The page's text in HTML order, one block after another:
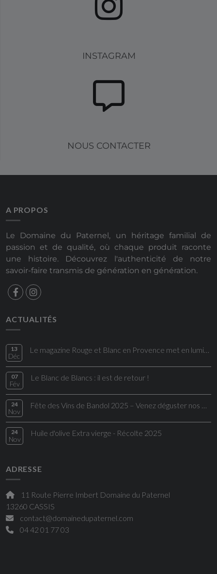
INSTAGRAM
NOUS CONTACTER
A PROPOS
Le Domaine du Paternel, un héritage familial de
passion et de qualité, où chaque produit raconte
une histoire. Découvrez l'authenticité de notre
savoir-faire transmis de génération en génération.
ACTUALITÉS
13
Déc
Le magazine Rouge et Blanc en Provence met en lumière une cuvée du Domaine du Paternel
07
Fév
Le Blanc de Blancs : il est de retour !
24
Nov
Fête des Vins de Bandol 2025 – Venez déguster nos Bandol rouges d’exception
24
Nov
Huile d'olive Extra vierge - Récolte 2025
ADRESSE
11 Route Pierre Imbert Domaine du Paternel
13260 CASSIS
contact@domainedupaternel.com
04 42 01 77 03